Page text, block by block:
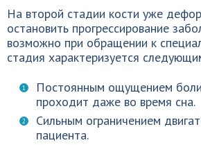
На второй стадии кости уже
остановить прогрессирование
возможно при обращении к
стадия характеризуется
Постоянным ощущением
проходит даже во время сна.
Сильным ограничением
пациента.